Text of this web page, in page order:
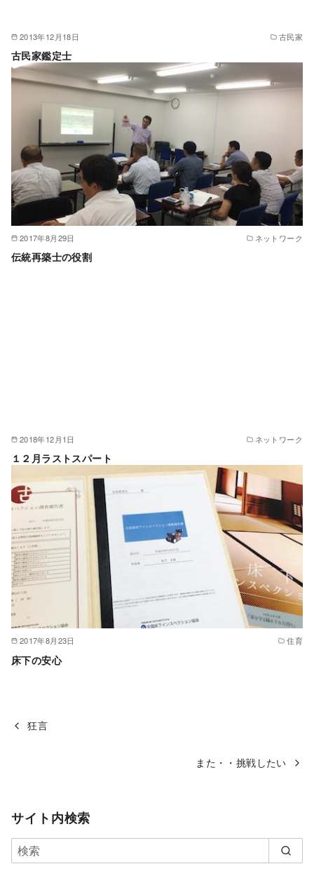
2013年12月18日 古民家
古民家鑑定士
2017年8月29日 ネットワーク
伝統再築士の役割
2018年12月1日 ネットワーク
１２月ラストスパート
2017年8月23日 住育
床下の安心
狂言
また・・挑戦したい
サイト内検索